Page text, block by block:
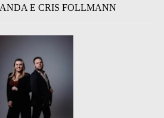
E CRIS FOLLMANN